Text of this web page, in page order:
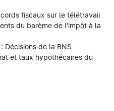
fiscaux sur le télétravail
du barème de l'impôt à la
: Décisions de la BNS
et taux hypothécaires du